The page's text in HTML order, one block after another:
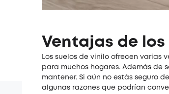
Ventajas de
Los suelos de vinilo ofrecen
para muchos hogares. Además de
mantener. Si aún no estás seguro
algunas razones que podrían